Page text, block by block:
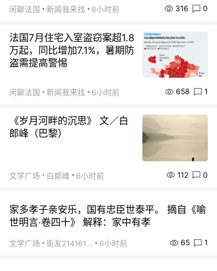
闲聊法国 新闻我来找 6小时前 316 0
法国7月住宅入室盗窃案超1.8
万起，同比增加7.1%，暑期防
盗需提高警惕
闲聊法国 新闻我来找 6小时前 658 1
《岁月河畔的沉思》 文／白
郎峰（巴黎）
文学广场 白郞峰 6小时前 112 0
家多孝子亲安乐，国有忠臣世泰平。 摘自《喻
世明言·卷四十》 解释：家中有孝
文学广场 街友21416156 6小时前 65 1